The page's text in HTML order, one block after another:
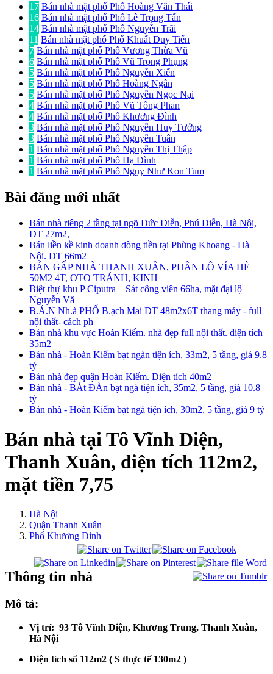
17 Bán nhà mặt phố Phố Hoàng Văn Thái
16 Bán nhà mặt phố Phố Lê Trọng Tấn
14 Bán nhà mặt phố Phố Nguyễn Trãi
11 Bán nhà mặt phố Phố Khuất Duy Tiến
7 Bán nhà mặt phố Phố Vương Thừa Vũ
6 Bán nhà mặt phố Phố Vũ Trọng Phụng
5 Bán nhà mặt phố Phố Nguyễn Xiển
5 Bán nhà mặt phố Phố Hoàng Ngân
5 Bán nhà mặt phố Phố Nguyễn Ngọc Nại
4 Bán nhà mặt phố Phố Vũ Tông Phan
4 Bán nhà mặt phố Phố Khương Đình
3 Bán nhà mặt phố Phố Nguyễn Huy Tưởng
3 Bán nhà mặt phố Phố Nguyễn Tuân
1 Bán nhà mặt phố Phố Nguyễn Thị Thập
1 Bán nhà mặt phố Phố Hạ Đình
1 Bán nhà mặt phố Phố Ngụy Như Kon Tum
Bài đăng mới nhất
Bán nhà riêng 2 tầng tại ngõ Đức Diễn, Phú Diễn, Hà Nội,
DT 27m2,
Bán liền kề kinh doanh dòng tiền tại Phùng Khoang - Hà
Nội. DT 66m2
BÁN GẤP NHÀ THANH XUÂN, PHÂN LÔ VỈA HÈ
50M2 4T, OTO TRÁNH, KINH
Biệt thự khu P Ciputra – Sát công viên 66ha, mặt đại lộ
Nguyễn Vă
B.Á.N Nh.à PHỐ B.ạch Mai DT 48m2x6T thang máy - full
nội thất- cách ph
Bán nhà khu vực Hoàn Kiếm. nhà đẹp full nội thất. diện tích
35m2
Bán nhà - Hoàn Kiếm bạt ngàn tiện ích, 33m2, 5 tầng, giá 9.8
tỷ
Bán nhà đẹp quận Hoàn Kiếm. Diện tích 40m2
Bán nhà - BÁt ĐÀn bạt ngà tiện ích, 35m2, 5 tầng, giá 10.8
tỷ
Bán nhà - Hoàn Kiếm bạt ngà tiện ích, 30m2, 5 tầng, giá 9 tỷ
Bán nhà tại Tô Vĩnh Diện,
Thanh Xuân, diện tích 112m2,
mặt tiền 7,75
Hà Nội
Quận Thanh Xuân
Phố Khương Đình
Thông tin nhà
Mô tả:
Vị trí: 93 Tô Vĩnh Diện, Khương Trung, Thanh Xuân,
Hà Nội
Diện tích sổ 112m2 ( S thực tế 130m2 )